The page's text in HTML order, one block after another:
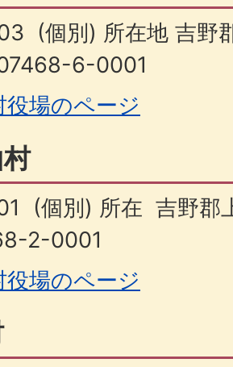
(個別) 所在地 吉野
6-0001
役場のページ
(個別) 所在 吉野郡
2-0001
役場のページ